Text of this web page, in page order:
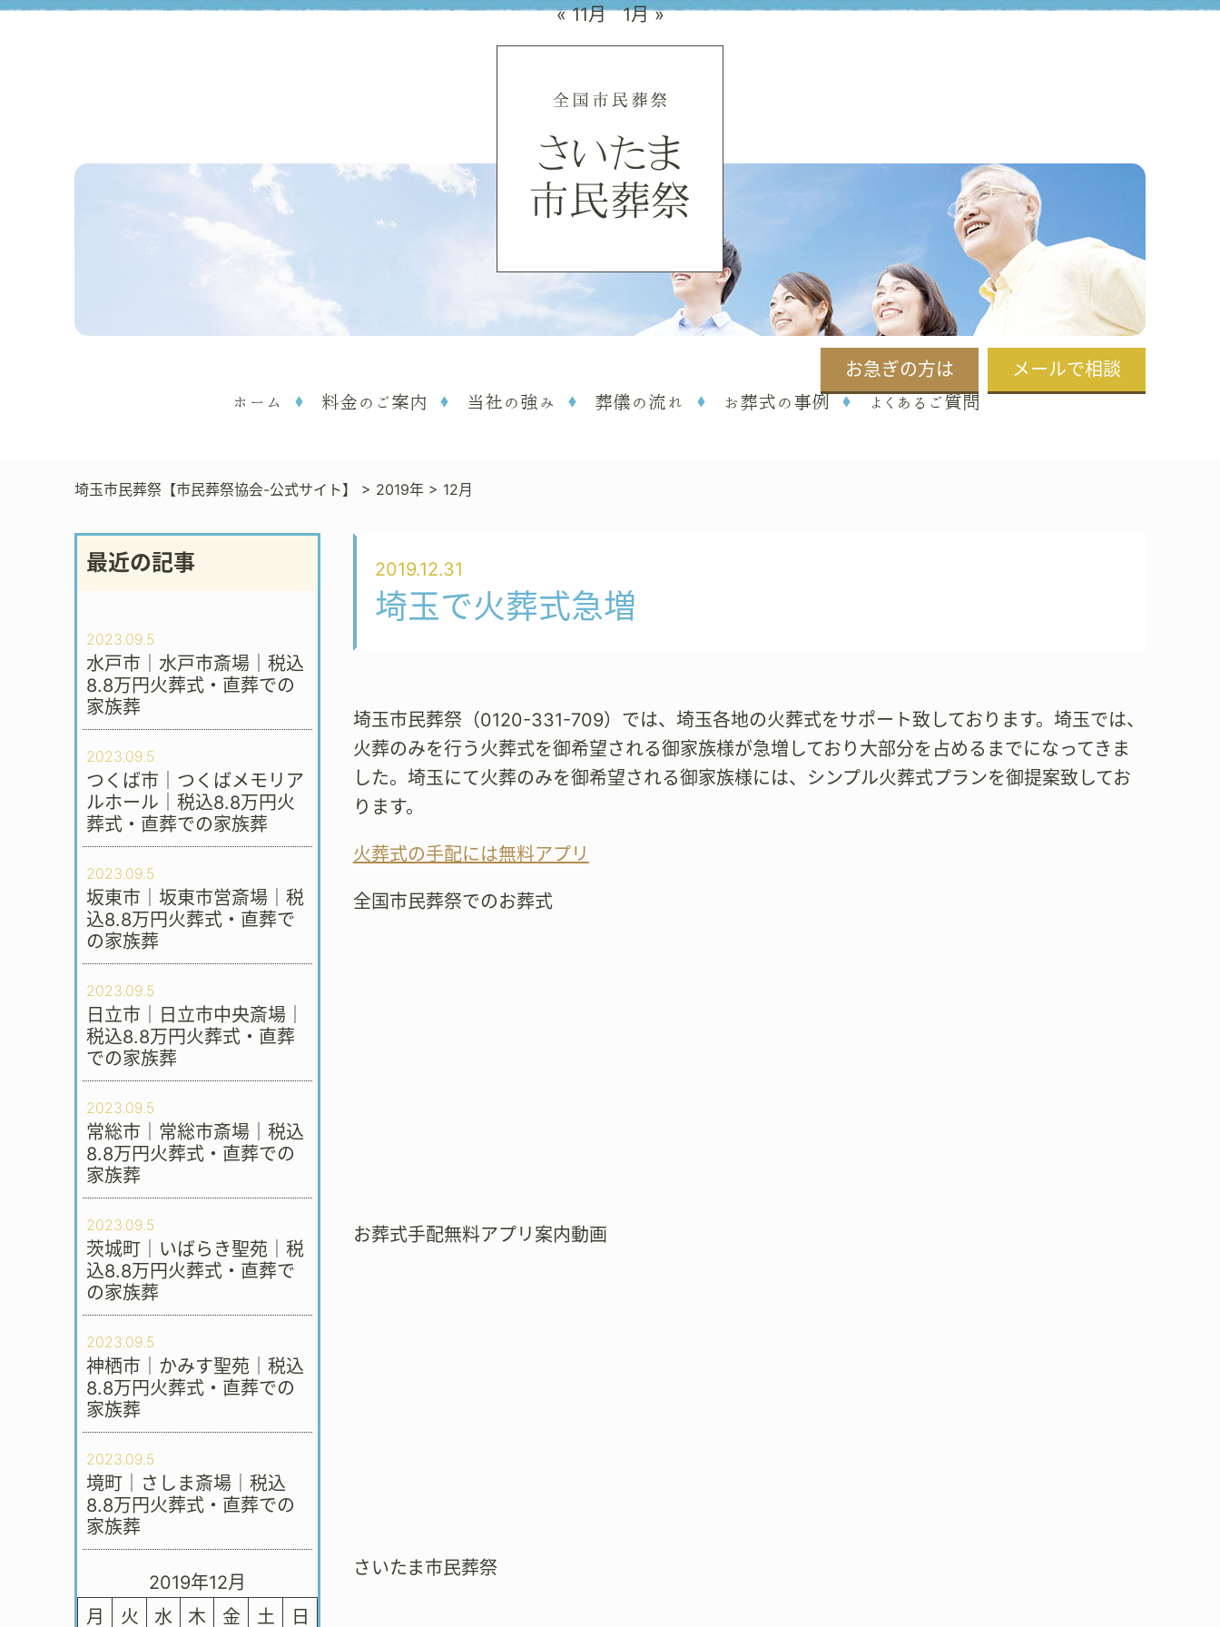
お急ぎの方は メールで相談
ホーム 料金のご案内 当社の強み 葬儀の流れ お葬式の事例 よくあるご質問
埼玉市民葬祭【市民葬祭協会-公式サイト】 > 2019年 > 12月
最近の記事
2023.09.5
水戸市｜水戸市斎場｜税込
8.8万円火葬式・直葬での
家族葬
2023.09.5
つくば市｜つくばメモリア
ルホール｜税込8.8万円火
葬式・直葬での家族葬
2023.09.5
坂東市｜坂東市営斎場｜税
込8.8万円火葬式・直葬で
の家族葬
2023.09.5
日立市｜日立市中央斎場｜
税込8.8万円火葬式・直葬
での家族葬
2023.09.5
常総市｜常総市斎場｜税込
8.8万円火葬式・直葬での
家族葬
2023.09.5
茨城町｜いばらき聖苑｜税
込8.8万円火葬式・直葬で
の家族葬
2023.09.5
神栖市｜かみす聖苑｜税込
8.8万円火葬式・直葬での
家族葬
2023.09.5
境町｜さしま斎場｜税込
8.8万円火葬式・直葬での
家族葬
2019年12月
月
火 水 木 金 土 日
« 11月 1月 »
2019.12.31
埼玉で火葬式急増
埼玉市民葬祭（0120-331-709）では、埼玉各地の火葬式をサポート致しております。埼玉では、
火葬のみを行う火葬式を御希望される御家族様が急増しており大部分を占めるまでになってきま
した。埼玉にて火葬のみを御希望される御家族様には、シンプル火葬式プランを御提案致してお
ります。
火葬式の手配には無料アプリ
全国市民葬祭でのお葬式
お葬式手配無料アプリ案内動画
さいたま市民葬祭